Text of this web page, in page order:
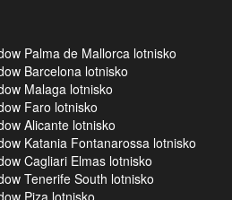
Palma de Mallorca lotnisko
Barcelona lotnisko
Malaga lotnisko
Faro lotnisko
Alicante lotnisko
Katania Fontanarossa lotnisko
Cagliari Elmas lotnisko
Tenerife South lotnisko
Piza lotnisko